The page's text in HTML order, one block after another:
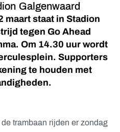
Galgenwaard
maart staat in Stadion
tegen Go Ahead
Om 14.30 uur wordt
Supporters
te houden met
trambaan rijden er zondag